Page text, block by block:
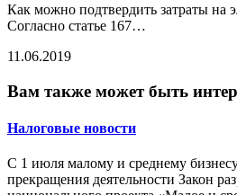
Как можно подтвердить затраты на
Согласно статье 167…
11.06.2019
Вам также может быть
Налоговые новости
С 1 июля малому и среднему
прекращения деятельности Закон